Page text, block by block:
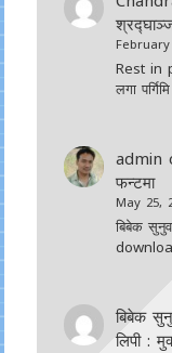
Rest in
लगा
admin
फन्टमा
May 25,
बिबेक
बिबेक
लिपी :